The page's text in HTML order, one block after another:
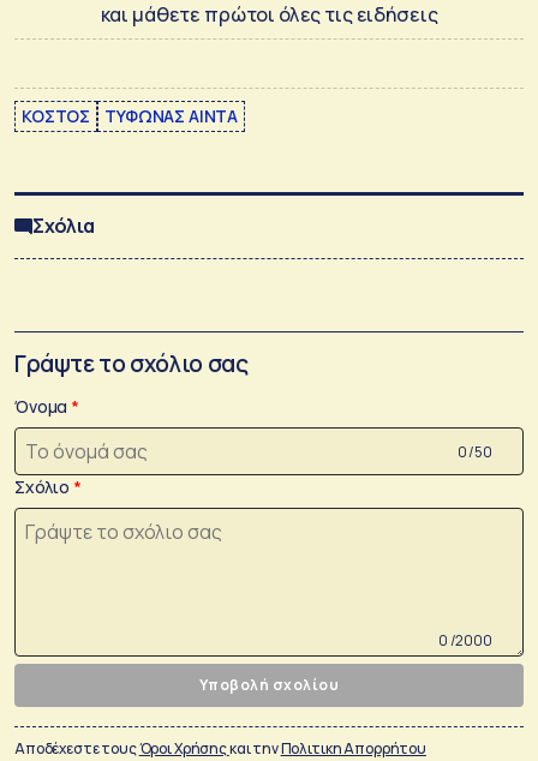
και μάθετε πρώτοι όλες τις ειδήσεις
ΚΟΣΤΟΣ ΤΥΦΩΝΑΣ ΑΙΝΤΑ
Σχόλια
Γράψτε το σχόλιο σας
Όνομα
0 /50
Σχόλιο
0 /2000
Υποβολή σχολίου
Αποδέχεστε τουςΌροι Χρήσηςκαι τηνΠολιτικη Απορρήτου